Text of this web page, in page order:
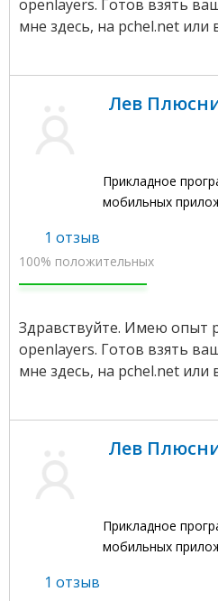
openlayers. Готов взять
мне здесь, на pchel.net или
Лев
Прикладное
мобильных
1 отзыв
100% положительных
Здравствуйте. Имею опыт
openlayers. Готов взять
мне здесь, на pchel.net или
Лев
Прикладное
мобильных
1 отзыв